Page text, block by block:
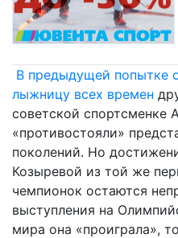
В предыдущей попытке
лыжницу всех времен
советской спортсменке
«противостояли»
поколений. Но
Козыревой из той же
чемпионок остаются
выступления на
мира она «проиграла»,